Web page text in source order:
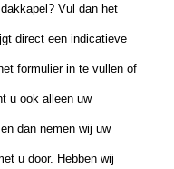
Vul dan het
direct een indicatieve
formulier in te vullen of
u ook alleen uw
dan nemen wij uw
u door. Hebben wij